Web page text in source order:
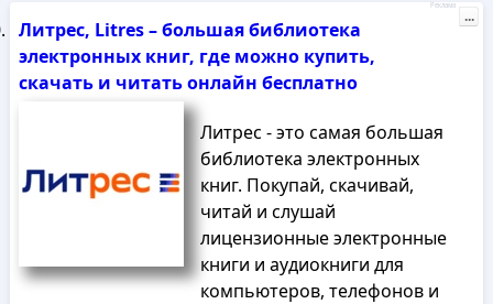
Литрес, Litres – большая библиотека
электронных книг, где можно купить,
скачать и читать онлайн бесплатно
Литрес - это самая большая
библиотека электронных
книг. Покупай, скачивай,
читай и слушай
лицензионные электронные
книги и аудиокниги для
компьютеров, телефонов и
Реклама
...